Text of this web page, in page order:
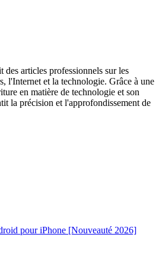
articles professionnels sur les
l'Internet et la technologie. Grâce à une
en matière de technologie et son
la précision et l'approfondissement de
pour iPhone [Nouveauté 2026]